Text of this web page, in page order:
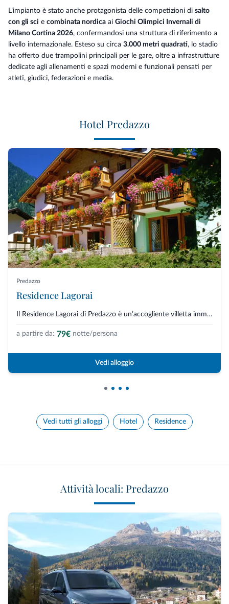
L’impianto è stato anche protagonista delle competizioni di salto
con gli sci e combinata nordica ai Giochi Olimpici Invernali di
Milano Cortina 2026, confermandosi una struttura di riferimento a
livello internazionale. Esteso su circa 3.000 metri quadrati, lo stadio
ha offerto due trampolini principali per le gare, oltre a infrastrutture
dedicate agli allenamenti e spazi moderni e funzionali pensati per
atleti, giudici, federazioni e media.
Hotel Predazzo
Predazzo
Residence Lagorai
Il Residence Lagorai di Predazzo è un’accogliente villetta immersa nel verd...
a partire da: 79€ notte/persona
Vedi alloggio
Vedi tutti gli alloggi Hotel Residence
Attività locali: Predazzo